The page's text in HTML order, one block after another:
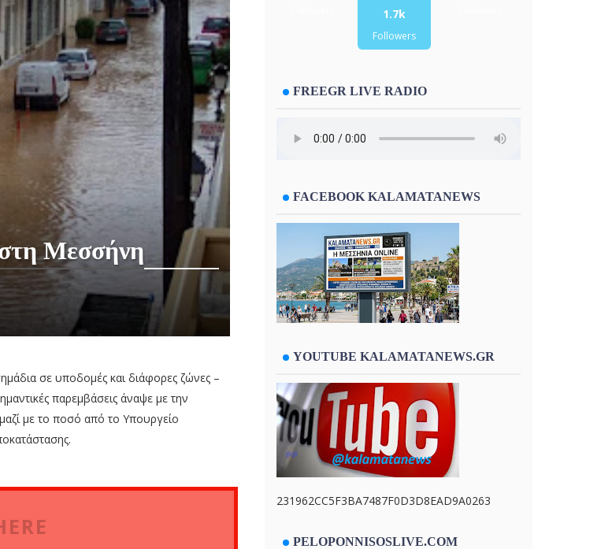
Μεσσήνη
σε υποδομές και διάφορες ζώνες –
παρεμβάσεις άναψε με την
με το ποσό από το Υπουργείο
1.7k
Followers
FREEGR LIVE RADIO
FACEBOOK KALAMATANEWS
YOUTUBE KALAMATANEWS.GR
231962CC5F3BA7487F0D3D8EAD9A0263
PELOPONNISOSLIVE.COM